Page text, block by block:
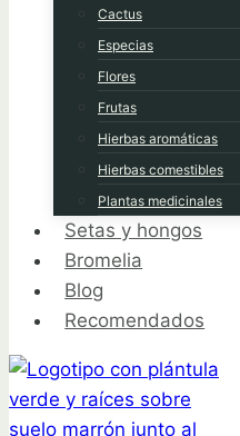
Cactus
Especias
Flores
Frutas
Hierbas aromáticas
Hierbas comestibles
Plantas medicinales
Setas y hongos
Bromelia
Blog
Recomendados